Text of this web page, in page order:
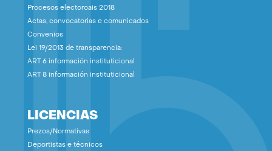
Procesos electoroais 2018
Actas, convocatorias e comunicados
Convenios
Lei 19/2013 de transparencia:
ART 6 información instituticional
ART 8 información instituticional
LICENCIAS
Prezos/Normativas
Deportistas e técnicos